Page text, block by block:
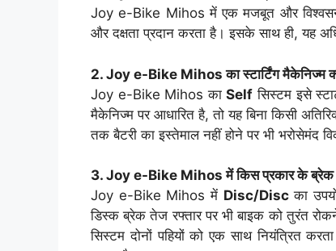
Joy e-Bike Mihos में एक मजबूत और
और दक्षता प्रदान करता है। इसके साथ ही, यह
2. Joy e-Bike Mihos का स्टार्टिंग मैकेनिज्म
Joy e-Bike Mihos काSelf सिस्टम इसे
मैकेनिज्म पर आधारित है, तो यह बिना किसी
तक बैटरी का इस्तेमाल नहीं होने पर भी भरोसेमंद
3. Joy e-Bike Mihos में किस प्रकार के ब्रेक
Joy e-Bike Mihos में Disc/Discका
डिस्क ब्रेक तेज रफ्तार पर भी बाइक को तुरंत
सिस्टम दोनों पहियों को एक साथ नियंत्रित